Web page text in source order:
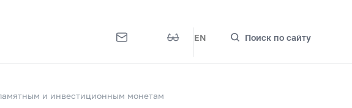
EN Поиск по сайту
и инвестиционным монетам